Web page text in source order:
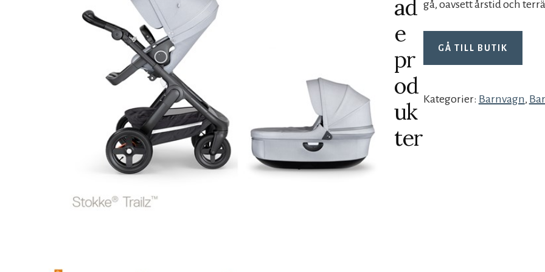
gå, oavsett årstid och
GÅ TILL BUTIK
Kategorier: Barnvagn,
ad
e
pr
od
uk
ter